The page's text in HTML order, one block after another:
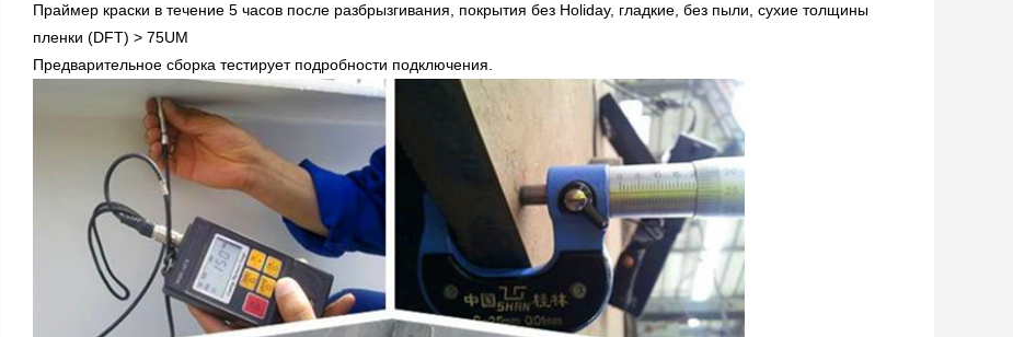
Праймер краски в течение 5 часов после разбрызгивания, покрытия без Holiday, гладкие, без пыли, сухие толщины
пленки (DFT) > 75UM
Предварительное сборка тестирует подробности подключения.